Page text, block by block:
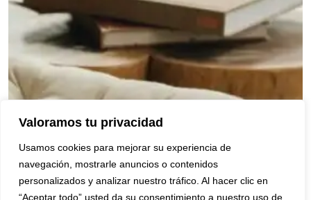
Valoramos tu privacidad
Usamos cookies para mejorar su experiencia de
navegación, mostrarle anuncios o contenidos
personalizados y analizar nuestro tráfico. Al hacer clic en
“Aceptar todo” usted da su consentimiento a nuestro uso de